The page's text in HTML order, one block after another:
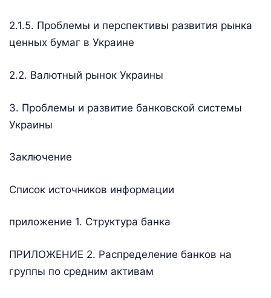
2.1.5. Проблемы и перспективы развития рынка
ценных бумаг в Украине
2.2. Валютный рынок Украины
3. Проблемы и развитие банковской системы
Украины
Заключение
Список источников информации
приложение 1. Структура банка
ПРИЛОЖЕНИЕ 2. Распределение банков на
группы по средним активам